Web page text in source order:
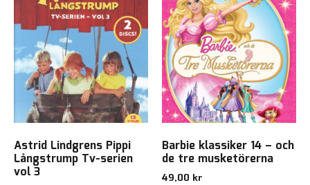
Astrid Lindgrens Pippi
Långstrump Tv-serien
vol 3
Barbie klassiker 14 – och
de tre musketörerna
49,00 kr